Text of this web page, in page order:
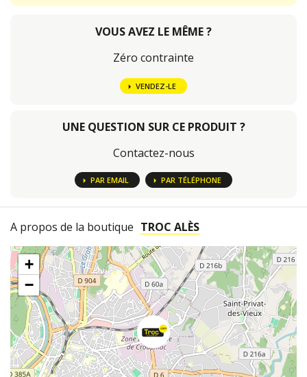
VOUS AVEZ LE MÊME ?
Zéro contrainte
VENDEZ-LE
UNE QUESTION SUR CE PRODUIT ?
Contactez-nous
PAR EMAIL PAR TÉLÉPHONE
A propos de la boutique TROC ALÈS
+
−